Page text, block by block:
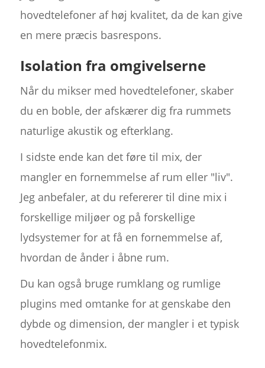
hovedtelefoner af høj kvalitet, da de kan give
en mere præcis basrespons.
Isolation fra omgivelserne
Når du mikser med hovedtelefoner, skaber
du en boble, der afskærer dig fra rummets
naturlige akustik og efterklang.
I sidste ende kan det føre til mix, der
mangler en fornemmelse af rum eller "liv".
Jeg anbefaler, at du refererer til dine mix i
forskellige miljøer og på forskellige
lydsystemer for at få en fornemmelse af,
hvordan de ånder i åbne rum.
Du kan også bruge rumklang og rumlige
plugins med omtanke for at genskabe den
dybde og dimension, der mangler i et typisk
hovedtelefonmix.